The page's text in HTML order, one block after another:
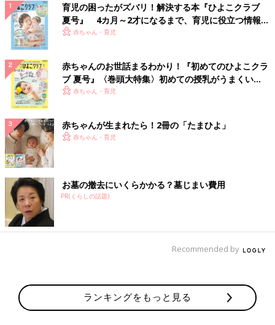
育児の困ったがズバリ！解決する本『ひよこクラブ
夏号』 4カ月～2才になるまで、育児に役立つ情報が
いっぱい！
赤ちゃん・育児
赤ちゃんのお世話まるわかり！『初めてのひよこクラ
ブ 夏号』〈巻頭大特集〉初めての授乳がうまくい
く！ おっぱい・ミルクの基本と夏のトラブル 解決テ
赤ちゃん・育児
赤ちゃんが生まれたら！2冊の「たまひよ」
赤ちゃん・育児
お墓の撤去にいくらかかる？墓じまい費用
PR(くらしの話題)
Recommended by
ランキングをもっと見る